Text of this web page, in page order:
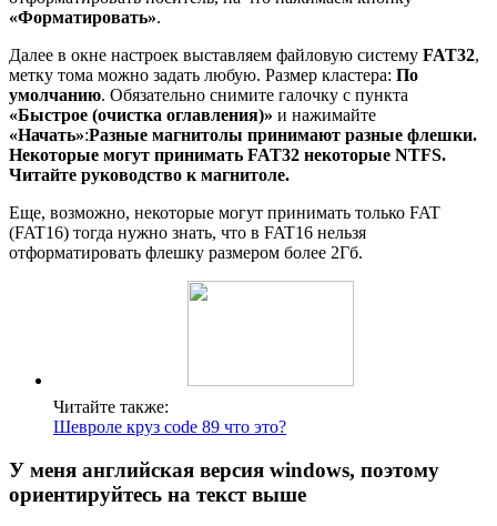
«Форматировать».
Далее в окне настроек выставляем файловую систему FAT32,
метку тома можно задать любую. Размер кластера: По
умолчанию. Обязательно снимите галочку с пункта
«Быстрое (очистка оглавления)» и нажимайте
«Начать»:Разные магнитолы принимают разные флешки.
Некоторые могут принимать FAT32 некоторые NTFS.
Читайте руководство к магнитоле.
Еще, возможно, некоторые могут принимать только FAT
(FAT16) тогда нужно знать, что в FAT16 нельзя
отформатировать флешку размером более 2Гб.
Читайте также:
Шевроле круз code 89 что это?
У меня английская версия windows, поэтому
ориентируйтесь на текст выше